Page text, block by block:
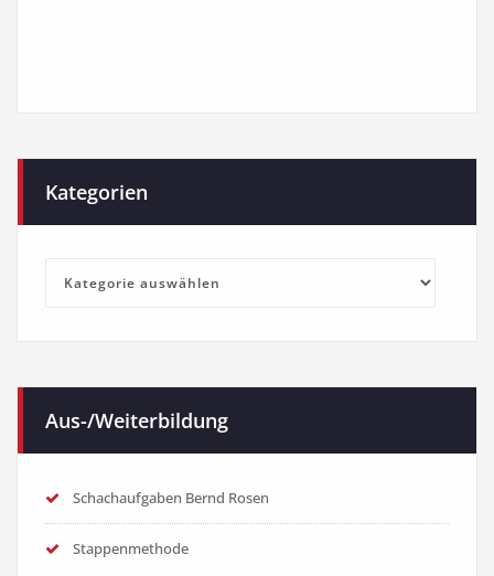
Kategorien
Kategorien
Aus-/Weiterbildung
Schachaufgaben Bernd Rosen
Stappenmethode